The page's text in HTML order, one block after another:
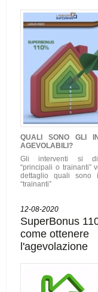
QUALI SONO GLI
AGEVOLABILI?
Gli interventi si
“principali o trainanti”
dettaglio quali sono
“trainanti”
12-08-2020
SuperBonus
come ottenere
l'agevolazione